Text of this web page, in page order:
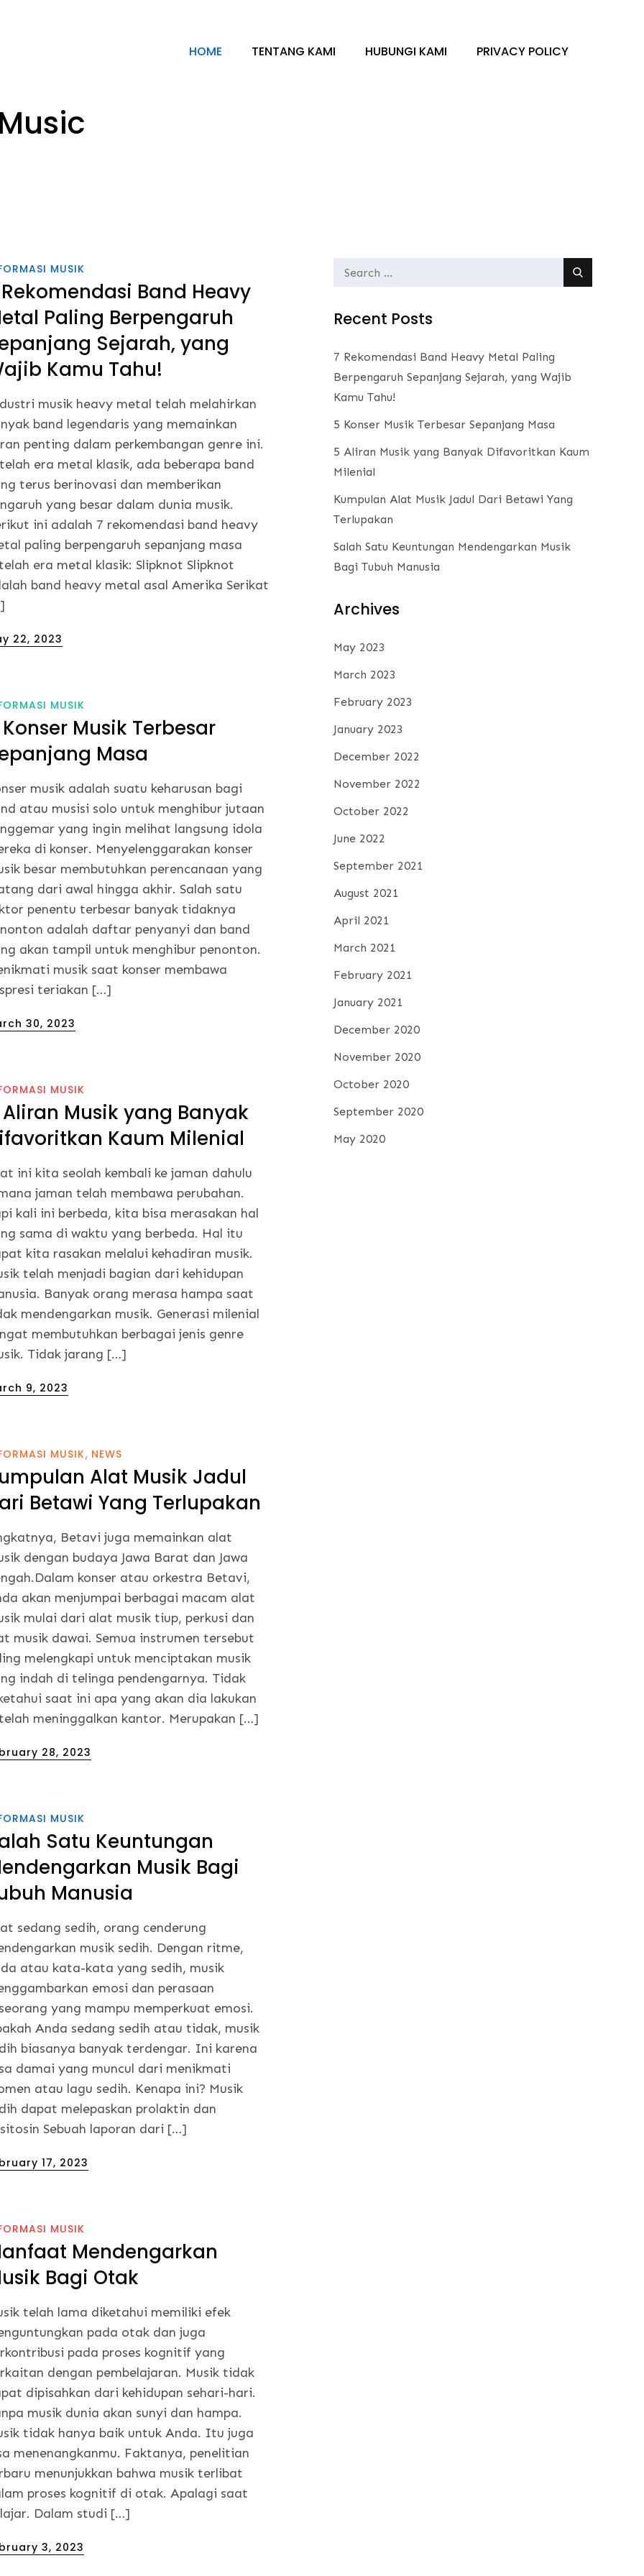
HOME TENTANG KAMI HUBUNGI KAMI PRIVACY POLICY
MUSIK
Band Heavy
Paling Berpengaruh
Sejarah, yang
Kamu Tahu!
musik heavy metal telah melahirkan
band legendaris yang memainkan
penting dalam perkembangan genre ini.
era metal klasik, ada beberapa band
terus berinovasi dan memberikan
yang besar dalam dunia musik.
ini adalah 7 rekomendasi band heavy
paling berpengaruh sepanjang masa
era metal klasik: Slipknot Slipknot
band heavy metal asal Amerika Serikat
22, 2023
MUSIK
Musik Terbesar
Masa
musik adalah suatu keharusan bagi
atau musisi solo untuk menghibur jutaan
yang ingin melihat langsung idola
di konser. Menyelenggarakan konser
besar membutuhkan perencanaan yang
dari awal hingga akhir. Salah satu
penentu terbesar banyak tidaknya
adalah daftar penyanyi dan band
akan tampil untuk menghibur penonton.
musik saat konser membawa
teriakan […]
30, 2023
MUSIK
Musik yang Banyak
Kaum Milenial
ini kita seolah kembali ke jaman dahulu
jaman telah membawa perubahan.
kali ini berbeda, kita bisa merasakan hal
sama di waktu yang berbeda. Hal itu
kita rasakan melalui kehadiran musik.
telah menjadi bagian dari kehidupan
Banyak orang merasa hampa saat
mendengarkan musik. Generasi milenial
membutuhkan berbagai jenis genre
Tidak jarang […]
9, 2023
MUSIK NEWS
Alat Musik Jadul
Betawi Yang Terlupakan
Betavi juga memainkan alat
dengan budaya Jawa Barat dan Jawa
konser atau orkestra Betavi,
akan menjumpai berbagai macam alat
mulai dari alat musik tiup, perkusi dan
musik dawai. Semua instrumen tersebut
melengkapi untuk menciptakan musik
indah di telinga pendengarnya. Tidak
saat ini apa yang akan dia lakukan
meninggalkan kantor. Merupakan […]
28, 2023
MUSIK
Satu Keuntungan
Musik Bagi
Manusia
sedang sedih, orang cenderung
musik sedih. Dengan ritme,
atau kata-kata yang sedih, musik
emosi dan perasaan
yang mampu memperkuat emosi.
Anda sedang sedih atau tidak, musik
biasanya banyak terdengar. Ini karena
damai yang muncul dari menikmati
atau lagu sedih. Kenapa ini? Musik
dapat melepaskan prolaktin dan
Sebuah laporan dari […]
17, 2023
MUSIK
Mendengarkan
Bagi Otak
telah lama diketahui memiliki efek
pada otak dan juga
pada proses kognitif yang
dengan pembelajaran. Musik tidak
dipisahkan dari kehidupan sehari-hari.
musik dunia akan sunyi dan hampa.
tidak hanya baik untuk Anda. Itu juga
menenangkanmu. Faktanya, penelitian
menunjukkan bahwa musik terlibat
proses kognitif di otak. Apalagi saat
Dalam studi […]
3, 2023
Search
Recent Posts
7 Rekomendasi Band Heavy Metal Paling
Berpengaruh Sepanjang Sejarah, yang Wajib
Kamu Tahu!
5 Konser Musik Terbesar Sepanjang Masa
5 Aliran Musik yang Banyak Difavoritkan Kaum
Milenial
Kumpulan Alat Musik Jadul Dari Betawi Yang
Terlupakan
Salah Satu Keuntungan Mendengarkan Musik
Bagi Tubuh Manusia
Archives
May 2023
March 2023
February 2023
January 2023
December 2022
November 2022
October 2022
June 2022
September 2021
August 2021
April 2021
March 2021
February 2021
January 2021
December 2020
November 2020
October 2020
September 2020
May 2020